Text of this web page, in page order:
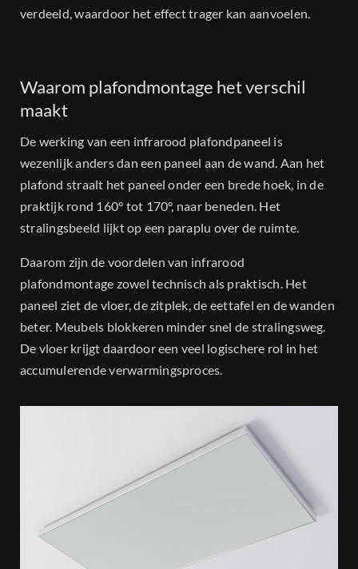
verdeeld, waardoor het effect trager kan aanvoelen.
Waarom plafondmontage het verschil
maakt
De werking van een infrarood plafondpaneel is
wezenlijk anders dan een paneel aan de wand. Aan het
plafond straalt het paneel onder een brede hoek, in de
praktijk rond 160° tot 170°, naar beneden. Het
stralingsbeeld lijkt op een paraplu over de ruimte.
Daarom zijn de voordelen van infrarood
plafondmontage zowel technisch als praktisch. Het
paneel ziet de vloer, de zitplek, de eettafel en de wanden
beter. Meubels blokkeren minder snel de stralingsweg.
De vloer krijgt daardoor een veel logischere rol in het
accumulerende verwarmingsproces.